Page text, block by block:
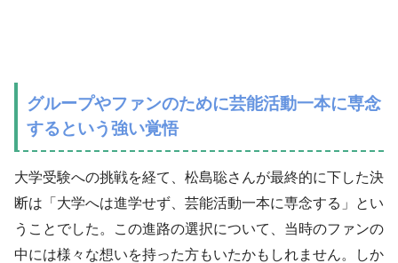
グループやファンのために芸能活動一本に専念
するという強い覚悟
大学受験への挑戦を経て、松島聡さんが最終的に下した決
断は「大学へは進学せず、芸能活動一本に専念する」とい
うことでした。この進路の選択について、当時のファンの
中には様々な想いを持った方もいたかもしれません。しか